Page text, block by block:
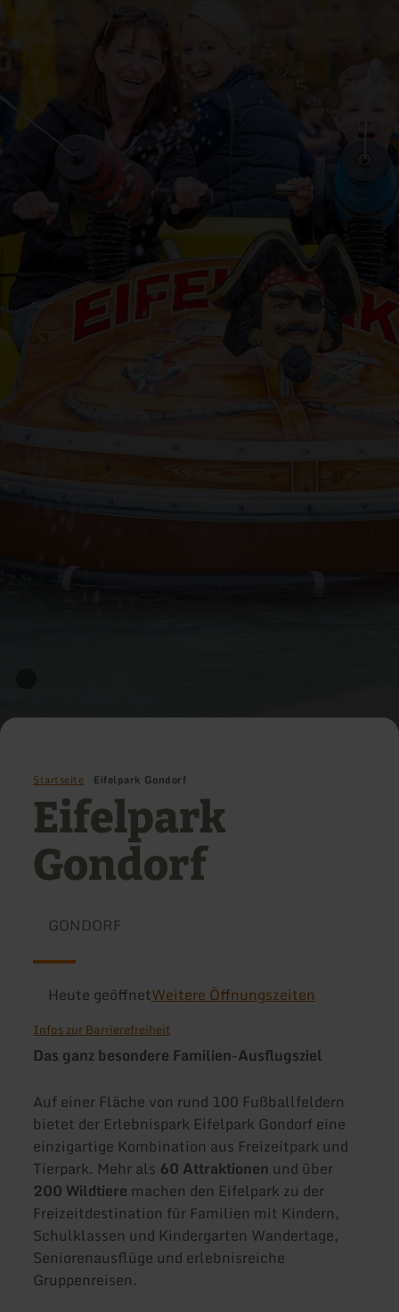
Startseite Eifelpark Gondorf
Eifelpark
Gondorf
GONDORF
Heute geöffnetWeitere Öffnungszeiten
Infos zur Barrierefreiheit
Das ganz besondere Familien-Ausflugsziel
Auf einer Fläche von rund 100 Fußballfeldern
bietet der Erlebnispark Eifelpark Gondorf eine
einzigartige Kombination aus Freizeitpark und
Tierpark. Mehr als 60 Attraktionen und über
200 Wildtiere machen den Eifelpark zu der
Freizeitdestination für Familien mit Kindern,
Schulklassen und Kindergarten Wandertage,
Seniorenausflüge und erlebnisreiche
Gruppenreisen.